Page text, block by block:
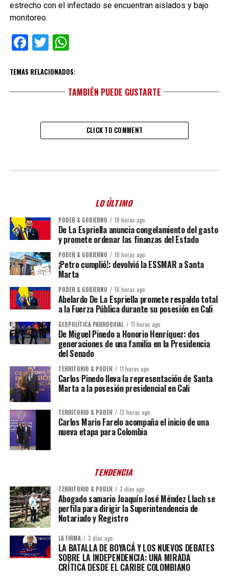
estrecho con el infectado se encuentran aislados y bajo
monitoreo.
Facebook
TwitterWhatsApp
TEMAS RELACIONADOS:
TAMBIÉN PUEDE GUSTARTE
CLICK TO COMMENT
LO ÚLTIMO
PODER & GOBIERNO 10 horas ago
De La Espriella anuncia congelamiento del gasto
y promete ordenar las finanzas del Estado
PODER & GOBIERNO 10 horas ago
¡Petro cumplió!: devolvió la ESSMAR a Santa
Marta
PODER & GOBIERNO 10 horas ago
Abelardo De La Espriella promete respaldo total
a la Fuerza Pública durante su posesión en Cali
GEOPOLÍTICA PARROQUIAL 11 horas ago
De Miguel Pinedo a Honorio Henríquez: dos
generaciones de una familia en la Presidencia
del Senado
TERRITORIO & PODER 11 horas ago
Carlos Pinedo lleva la representación de Santa
Marta a la posesión presidencial en Cali
TERRITORIO & PODER 12 horas ago
Carlos Mario Farelo acompaña el inicio de una
nueva etapa para Colombia
TENDENCIA
TERRITORIO & PODER 3 días ago
Abogado samario Joaquín José Méndez Llach se
perfila para dirigir la Superintendencia de
Notariado y Registro
LA FIRMA 3 días ago
LA BATALLA DE BOYACÁ Y LOS NUEVOS DEBATES
SOBRE LA INDEPENDENCIA: UNA MIRADA
CRÍTICA DESDE EL CARIBE COLOMBIANO